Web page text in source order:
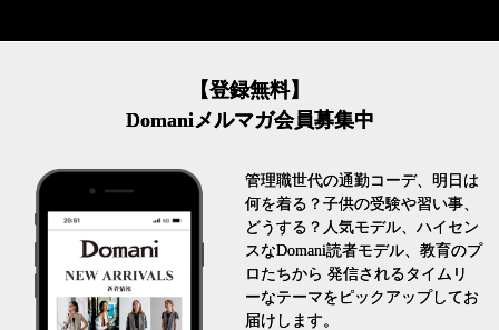
【登録無料】
Domaniメルマガ会員募集中
管理職世代の通勤コーデ、明日は
何を着る？子供の受験や習い事、
どうする？人気モデル、ハイセン
スなDomani読者モデル、教育のプ
ロたちから 発信されるタイムリ
ーなテーマをピックアップしてお
届けします。